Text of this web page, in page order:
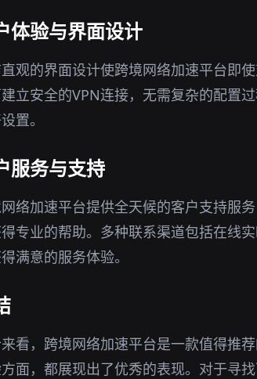
体验与界面设计
观的界面设计使跨境网络加速平台即
立安全的VPN连接，无需复杂的配置
置。
服务与支持
络加速平台提供全天候的客户支持服
专业的帮助。多种联系渠道包括在线
满意的服务体验。
看，跨境网络加速平台是一款值得推
面，都展现出了优秀的表现。对于寻